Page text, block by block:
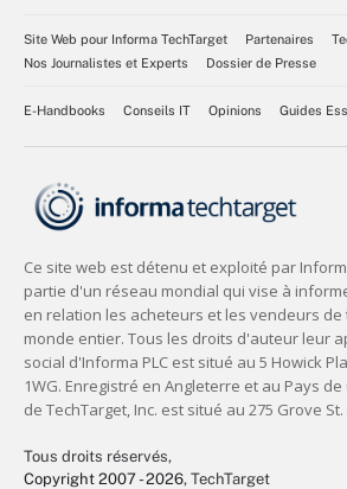
Site Web pour Informa TechTarget Partenaires
Nos Journalistes et Experts
Dossier de Presse
E-Handbooks Conseils IT Opinions Guides
Tous droits réservés,
Copyright 2007 - 2026, TechTarget